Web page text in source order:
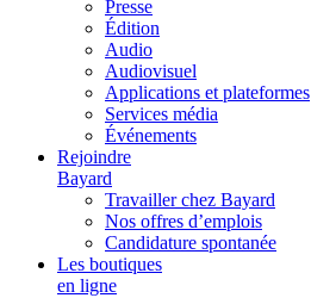
Presse
Édition
Audio
Audiovisuel
Applications et plateformes
Services média
Événements
Rejoindre
Bayard
Travailler chez Bayard
Nos offres d’emplois
Candidature spontanée
Les boutiques
en ligne